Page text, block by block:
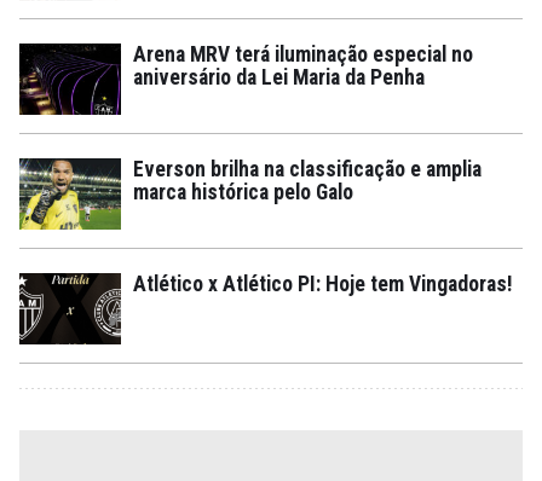
Arena MRV terá iluminação especial no
aniversário da Lei Maria da Penha
Everson brilha na classificação e amplia
marca histórica pelo Galo
Atlético x Atlético PI: Hoje tem Vingadoras!